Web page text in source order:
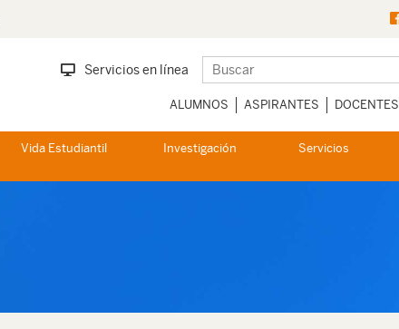
Servicios en línea
ALUMNOS ASPIRANTES DOCENTES
Vida Estudiantil Investigación Servicios